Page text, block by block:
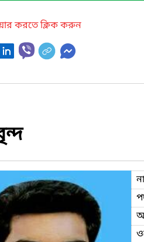
করতে ক্লিক করুন